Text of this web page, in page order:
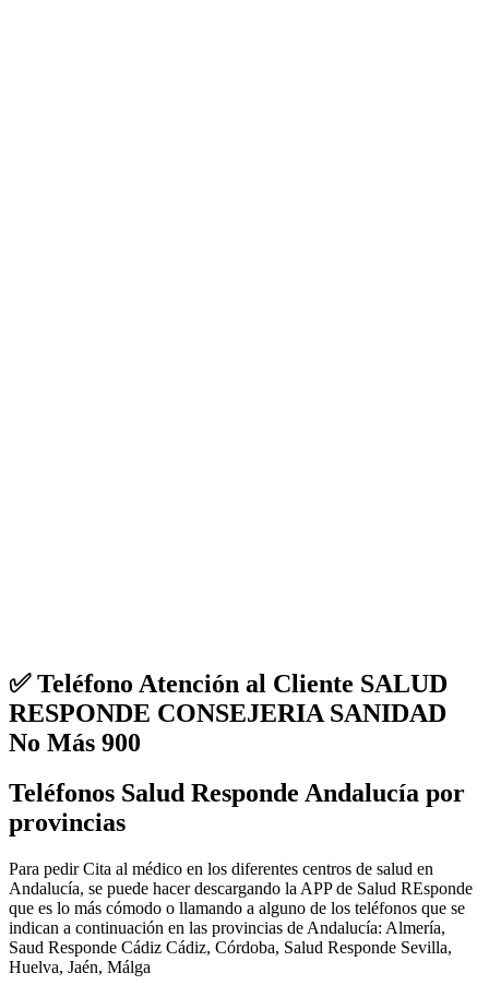
✅ Teléfono Atención al Cliente SALUD
RESPONDE CONSEJERIA SANIDAD
No Más 900
Teléfonos Salud Responde Andalucía por
provincias
Para pedir Cita al médico en los diferentes centros de salud en
Andalucía, se puede hacer descargando la APP de Salud REsponde
que es lo más cómodo o llamando a alguno de los teléfonos que se
indican a continuación en las provincias de Andalucía: Almería,
Saud Responde Cádiz Cádiz, Córdoba, Salud Responde Sevilla,
Huelva, Jaén, Málga